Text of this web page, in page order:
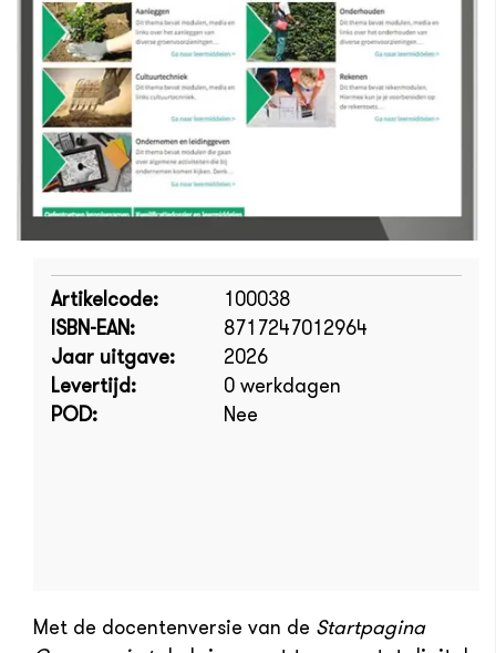
Artikelcode:
100038
ISBN-EAN:
8717247012964
Jaar uitgave:
2026
Levertijd:
0 werkdagen
POD:
Nee
Met de docentenversie van de Startpagina